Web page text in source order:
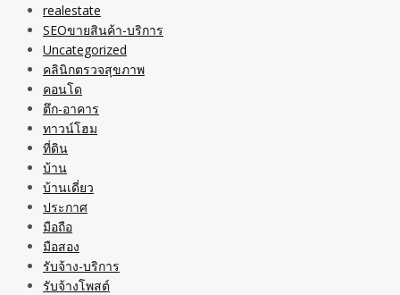
realestate
SEOขายสินค้า-บริการ
Uncategorized
คลินิกตรวจสุขภาพ
คอนโด
ตึก-อาคาร
ทาวน์โฮม
ที่ดิน
บ้าน
บ้านเดี่ยว
ประกาศ
มือถือ
มือสอง
รับจ้าง-บริการ
รับจ้างโพสต์